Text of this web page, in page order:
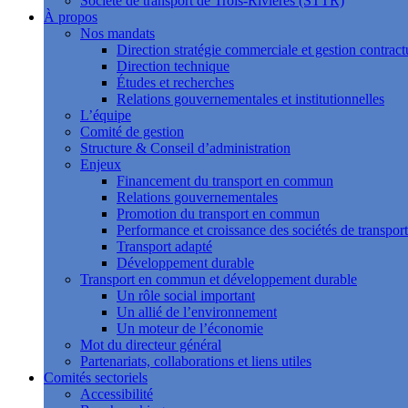
À propos
Nos mandats
Direction stratégie commerciale et gestion
Direction technique
Études et recherches
Relations gouvernementales et institutionnelles
L’équipe
Comité de gestion
Structure & Conseil d’administration
Enjeux
Financement du transport en commun
Relations gouvernementales
Promotion du transport en commun
Performance et croissance des sociétés de transport
Transport adapté
Développement durable
Transport en commun et développement durable
Un rôle social important
Un allié de l’environnement
Un moteur de l’économie
Mot du directeur général
Partenariats, collaborations et liens utiles
Comités sectoriels
Accessibilité